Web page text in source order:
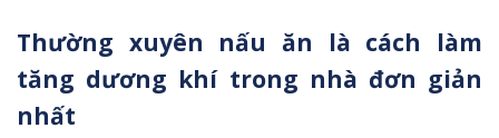
Thường xuyên nấu ăn là cách làm
tăng dương khí trong nhà đơn giản
nhất